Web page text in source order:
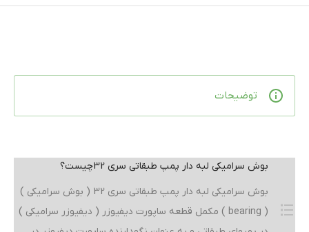
توضیحات
بوش سرامیکی لبه دار پمپ طبقاتی سری 32چیست؟
بوش سرامیکی لبه دار پمپ طبقاتی سری 32 ( بوش سرامیکی )
( bearing ) مکمل قطعه ساپورت دیفیوزر ( دیفیوزر سرامیکی )